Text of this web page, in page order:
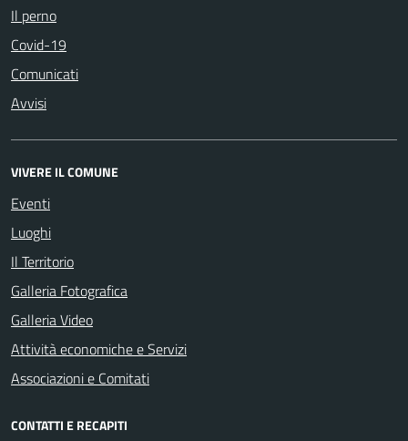
Il perno
Covid-19
Comunicati
Avvisi
VIVERE IL COMUNE
Eventi
Luoghi
Il Territorio
Galleria Fotografica
Galleria Video
Attività economiche e Servizi
Associazioni e Comitati
CONTATTI E RECAPITI